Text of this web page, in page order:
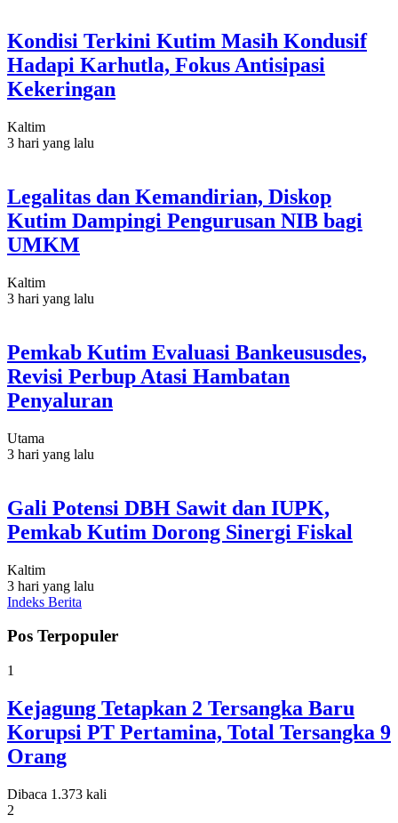
Kondisi Terkini Kutim Masih Kondusif
Hadapi Karhutla, Fokus Antisipasi
Kekeringan
Kaltim
3 hari yang lalu
Legalitas dan Kemandirian, Diskop
Kutim Dampingi Pengurusan NIB bagi
UMKM
Kaltim
3 hari yang lalu
Pemkab Kutim Evaluasi Bankeususdes,
Revisi Perbup Atasi Hambatan
Penyaluran
Utama
3 hari yang lalu
Gali Potensi DBH Sawit dan IUPK,
Pemkab Kutim Dorong Sinergi Fiskal
Kaltim
3 hari yang lalu
Indeks Berita
Pos Terpopuler
1
Kejagung Tetapkan 2 Tersangka Baru
Korupsi PT Pertamina, Total Tersangka 9
Orang
Dibaca 1.373 kali
2